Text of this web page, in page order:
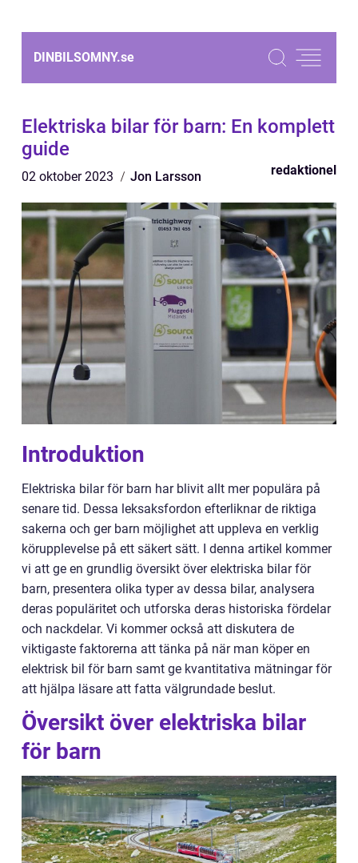
DINBILSOMNY.se
Elektriska bilar för barn: En komplett
guide
02 oktober 2023 Jon Larsson redaktionel
Introduktion
Elektriska bilar för barn har blivit allt mer populära på
senare tid. Dessa leksaksfordon efterliknar de riktiga
sakerna och ger barn möjlighet att uppleva en verklig
körupplevelse på ett säkert sätt. I denna artikel kommer
vi att ge en grundlig översikt över elektriska bilar för
barn, presentera olika typer av dessa bilar, analysera
deras populäritet och utforska deras historiska fördelar
och nackdelar. Vi kommer också att diskutera de
viktigaste faktorerna att tänka på när man köper en
elektrisk bil för barn samt ge kvantitativa mätningar för
att hjälpa läsare att fatta välgrundade beslut.
Översikt över elektriska bilar
för barn